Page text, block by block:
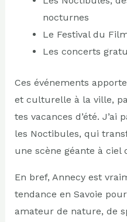
nocturnes
Le Festival du
Les concerts
Ces événements
et culturelle à la ville,
tes vacances d’été.
les Noctibules, qui
une scène géante à ciel
En bref, Annecy est
tendance en Savoie
amateur de nature, de